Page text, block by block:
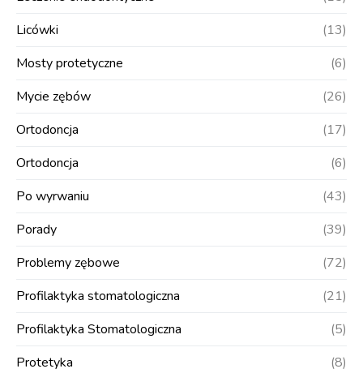
Licówki
(13)
Mosty protetyczne
(6)
Mycie zębów
(26)
Ortodoncja
(17)
Ortodoncja
(6)
Po wyrwaniu
(43)
Porady
(39)
Problemy zębowe
(72)
Profilaktyka stomatologiczna
(21)
Profilaktyka Stomatologiczna
(5)
Protetyka
(8)